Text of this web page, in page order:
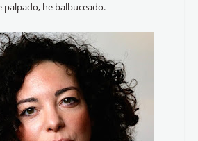
palpado, he balbuceado.